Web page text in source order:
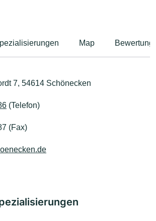
Map
7, 54614 Schönecken
(Telefon)
(Fax)